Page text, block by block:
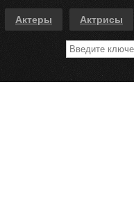
Актеры Актрисы